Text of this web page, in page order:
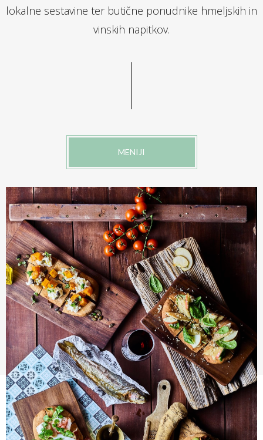
lokalne sestavine ter butične ponudnike hmeljskih in
vinskih napitkov.
MENIJI